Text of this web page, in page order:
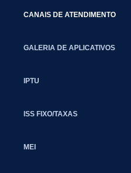
CANAIS DE ATENDIMENTO
GALERIA DE APLICATIVOS
IPTU
ISS FIXO/TAXAS
MEI